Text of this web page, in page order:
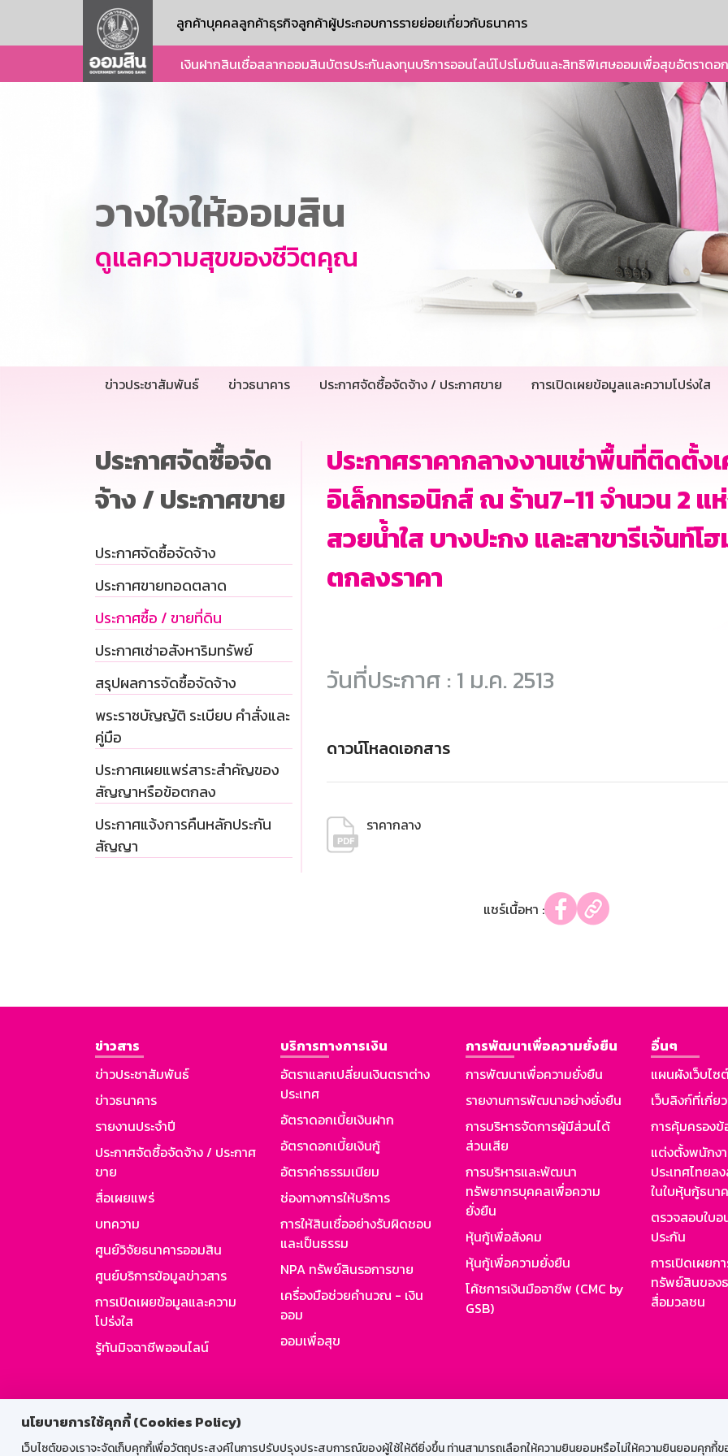
นโยบายการใช้คุกกี้ (Cookies Policy)
เว็บไซต์ของเราจะจัดเก็บคุกกี้เพื่อวัตถุประสงค์ในการปรับปรุงประสบการณ์ของผู้ใช้ให้ดียิ่งขึ้น ท่านสามารถเลือกให้ความยินยอมหรือไม่ให้ความยินยอมคุกกี้ข
ลูกค้าบุคคลลูกค้าธุรกิจลูกค้าผู้ประกอบการรายย่อยเกี่ยวกับธนาคาร
เงินฝากสินเชื่อสลากออมสินบัตรประกันลงทุนบริการออนไลน์โปรโมชันและสิทธิพิเศษออมเพื่อสุขอัตราดอ
วางใจให้ออมสิน
ดูแลความสุขของชีวิตคุณ
ข่าวประชาสัมพันธ์ ข่าวธนาคาร ประกาศจัดซื้อจัดจ้าง / ประกาศขาย การเปิดเผยข้อมูลและความโปร่งใส
ประกาศจัดซื้อจัด
จ้าง / ประกาศขาย
ประกาศจัดซื้อจัดจ้าง
ประกาศขายทอดตลาด
ประกาศซื้อ / ขายที่ดิน
ประกาศเช่าอสังหาริมทรัพย์
สรุปผลการจัดซื้อจัดจ้าง
พระราชบัญญัติ ระเบียบ คำสั่งและ
คู่มือ
ประกาศเผยแพร่สาระสำคัญของ
สัญญาหรือข้อตกลง
ประกาศแจ้งการคืนหลักประกัน
สัญญา
ประกาศราคากลางงานเช่าพื้นที่ติดตั้ง
อิเล็กทรอนิกส์ ณ ร้าน7-11 จำนวน 2 แ
สวยน้ำใส บางปะกง และสาขารีเจ้นท์โ
ตกลงราคา
วันที่ประกาศ : 1 ม.ค. 2513
ดาวน์โหลดเอกสาร
ราคากลาง
แชร์เนื้อหา :
ข่าวสาร
ข่าวประชาสัมพันธ์
ข่าวธนาคาร
รายงานประจำปี
ประกาศจัดซื้อจัดจ้าง / ประกาศ
ขาย
สื่อเผยแพร่
บทความ
ศูนย์วิจัยธนาคารออมสิน
ศูนย์บริการข้อมูลข่าวสาร
การเปิดเผยข้อมูลและความ
โปร่งใส
รู้ทันมิจฉาชีพออนไลน์
บริการทางการเงิน
อัตราแลกเปลี่ยนเงินตราต่าง
ประเทศ
อัตราดอกเบี้ยเงินฝาก
อัตราดอกเบี้ยเงินกู้
อัตราค่าธรรมเนียม
ช่องทางการให้บริการ
การให้สินเชื่ออย่างรับผิดชอบ
และเป็นธรรม
NPA ทรัพย์สินรอการขาย
เครื่องมือช่วยคำนวณ - เงิน
ออม
ออมเพื่อสุข
การพัฒนาเพื่อความยั่งยืน
การพัฒนาเพื่อความยั่งยืน
รายงานการพัฒนาอย่างยั่งยืน
การบริหารจัดการผู้มีส่วนได้
ส่วนเสีย
การบริหารและพัฒนา
ทรัพยากรบุคคลเพื่อความ
ยั่งยืน
หุ้นกู้เพื่อสังคม
หุ้นกู้เพื่อความยั่งยืน
โค้ชการเงินมืออาชีพ (CMC by
GSB)
อื่นๆ
แผนผังเว็บไซ
เว็บลิงก์ที่เกี่ย
การคุ้มครอง
แต่งตั้งพนักง
ประเทศไทยล
ในใบหุ้นกู้ธนา
ตรวจสอบใบ
ประกัน
การเปิดเผยก
ทรัพย์สินของ
สื่อมวลชน